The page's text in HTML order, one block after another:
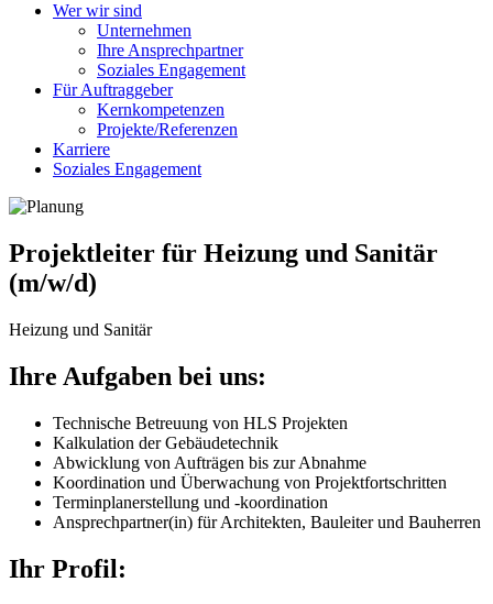
Wer wir sind
Unternehmen
Ihre Ansprechpartner
Soziales Engagement
Für Auftraggeber
Kernkompetenzen
Projekte/Referenzen
Karriere
Soziales Engagement
Projektleiter für Heizung und Sanitär
(m/w/d)
Heizung und Sanitär
Ihre Aufgaben bei uns:
Technische Betreuung von HLS Projekten
Kalkulation der Gebäudetechnik
Abwicklung von Aufträgen bis zur Abnahme
Koordination und Überwachung von Projektfortschritten
Terminplanerstellung und -koordination
Ansprechpartner(in) für Architekten, Bauleiter und Bauherren
Ihr Profil: